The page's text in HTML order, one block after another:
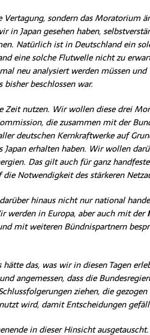
sondern das Moratorium
in Japan gesehen haben,
Natürlich ist in Deutschland ein
eine solche Flutwelle nicht zu
neu analysiert werden müssen
beschlossen war.
Zeit nutzen. Wir wollen diese drei
die zusammen mit der
deutschen Kernkraftwerke auf
Japan erhalten haben. Wir wollen
Das gilt auch für ganz
Notwendigkeit des stärkeren
hinaus nicht nur national
werden in Europa, aber auch mit der
mit weiteren Bündnispartnern
das, was wir in diesen Tagen
angemessen, dass die
ziehen, die
wird, damit Entscheidungen
in dieser Hinsicht